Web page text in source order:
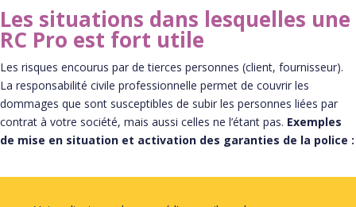
Les situations dans lesquelles une
RC Pro est fort utile
Les risques encourus par de tierces personnes (client, fournisseur).
La responsabilité civile professionnelle permet de couvrir les
dommages que sont susceptibles de subir les personnes liées par
contrat à votre société, mais aussi celles ne l’étant pas. Exemples
de mise en situation et activation des garanties de la police :